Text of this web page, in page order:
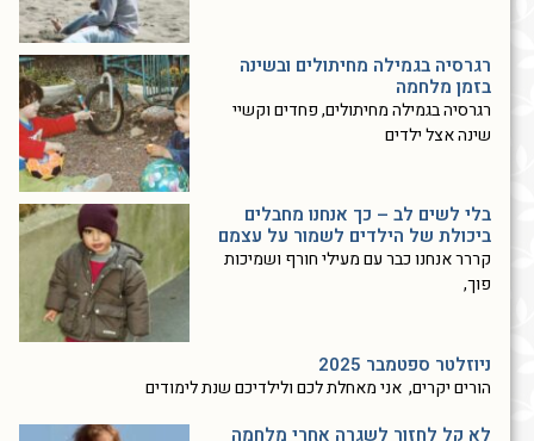
רגרסיה בגמילה מחיתולים ובשינה
בזמן מלחמה
רגרסיה בגמילה מחיתולים, פחדים וקשיי
שינה אצל ילדים
בלי לשים לב – כך אנחנו מחבלים
ביכולת של הילדים לשמור על עצמם
קררר אנחנו כבר עם מעילי חורף ושמיכות
פוך,
ניוזלטר ספטמבר 2025
הורים יקרים, אני מאחלת לכם ולילדיכם שנת לימודים
לא קל לחזור לשגרה אחרי מלחמה